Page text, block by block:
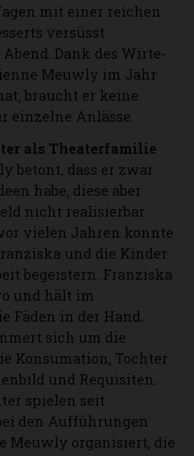
mit einer reichen
versüsst
Dank des Wirte-
Meuwly im Jahr
braucht er keine
einzelne Anlässe.
als Theaterfamilie
betont, dass er zwar
habe, diese aber
nicht realisierbar
vielen Jahren konnte
und die Kinder
begeistern. Franziska
und hält im
Fäden in der Hand.
sich um die
Konsumation, Tochter
und Requisiten.
spielen seit
den Aufführungen
Meuwly organisiert, die